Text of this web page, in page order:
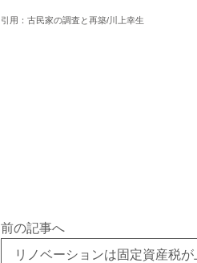
引用：古民家の調査と再築/川上幸生
前の記事へ
リノベーションは固定資産税